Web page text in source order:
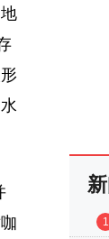
1